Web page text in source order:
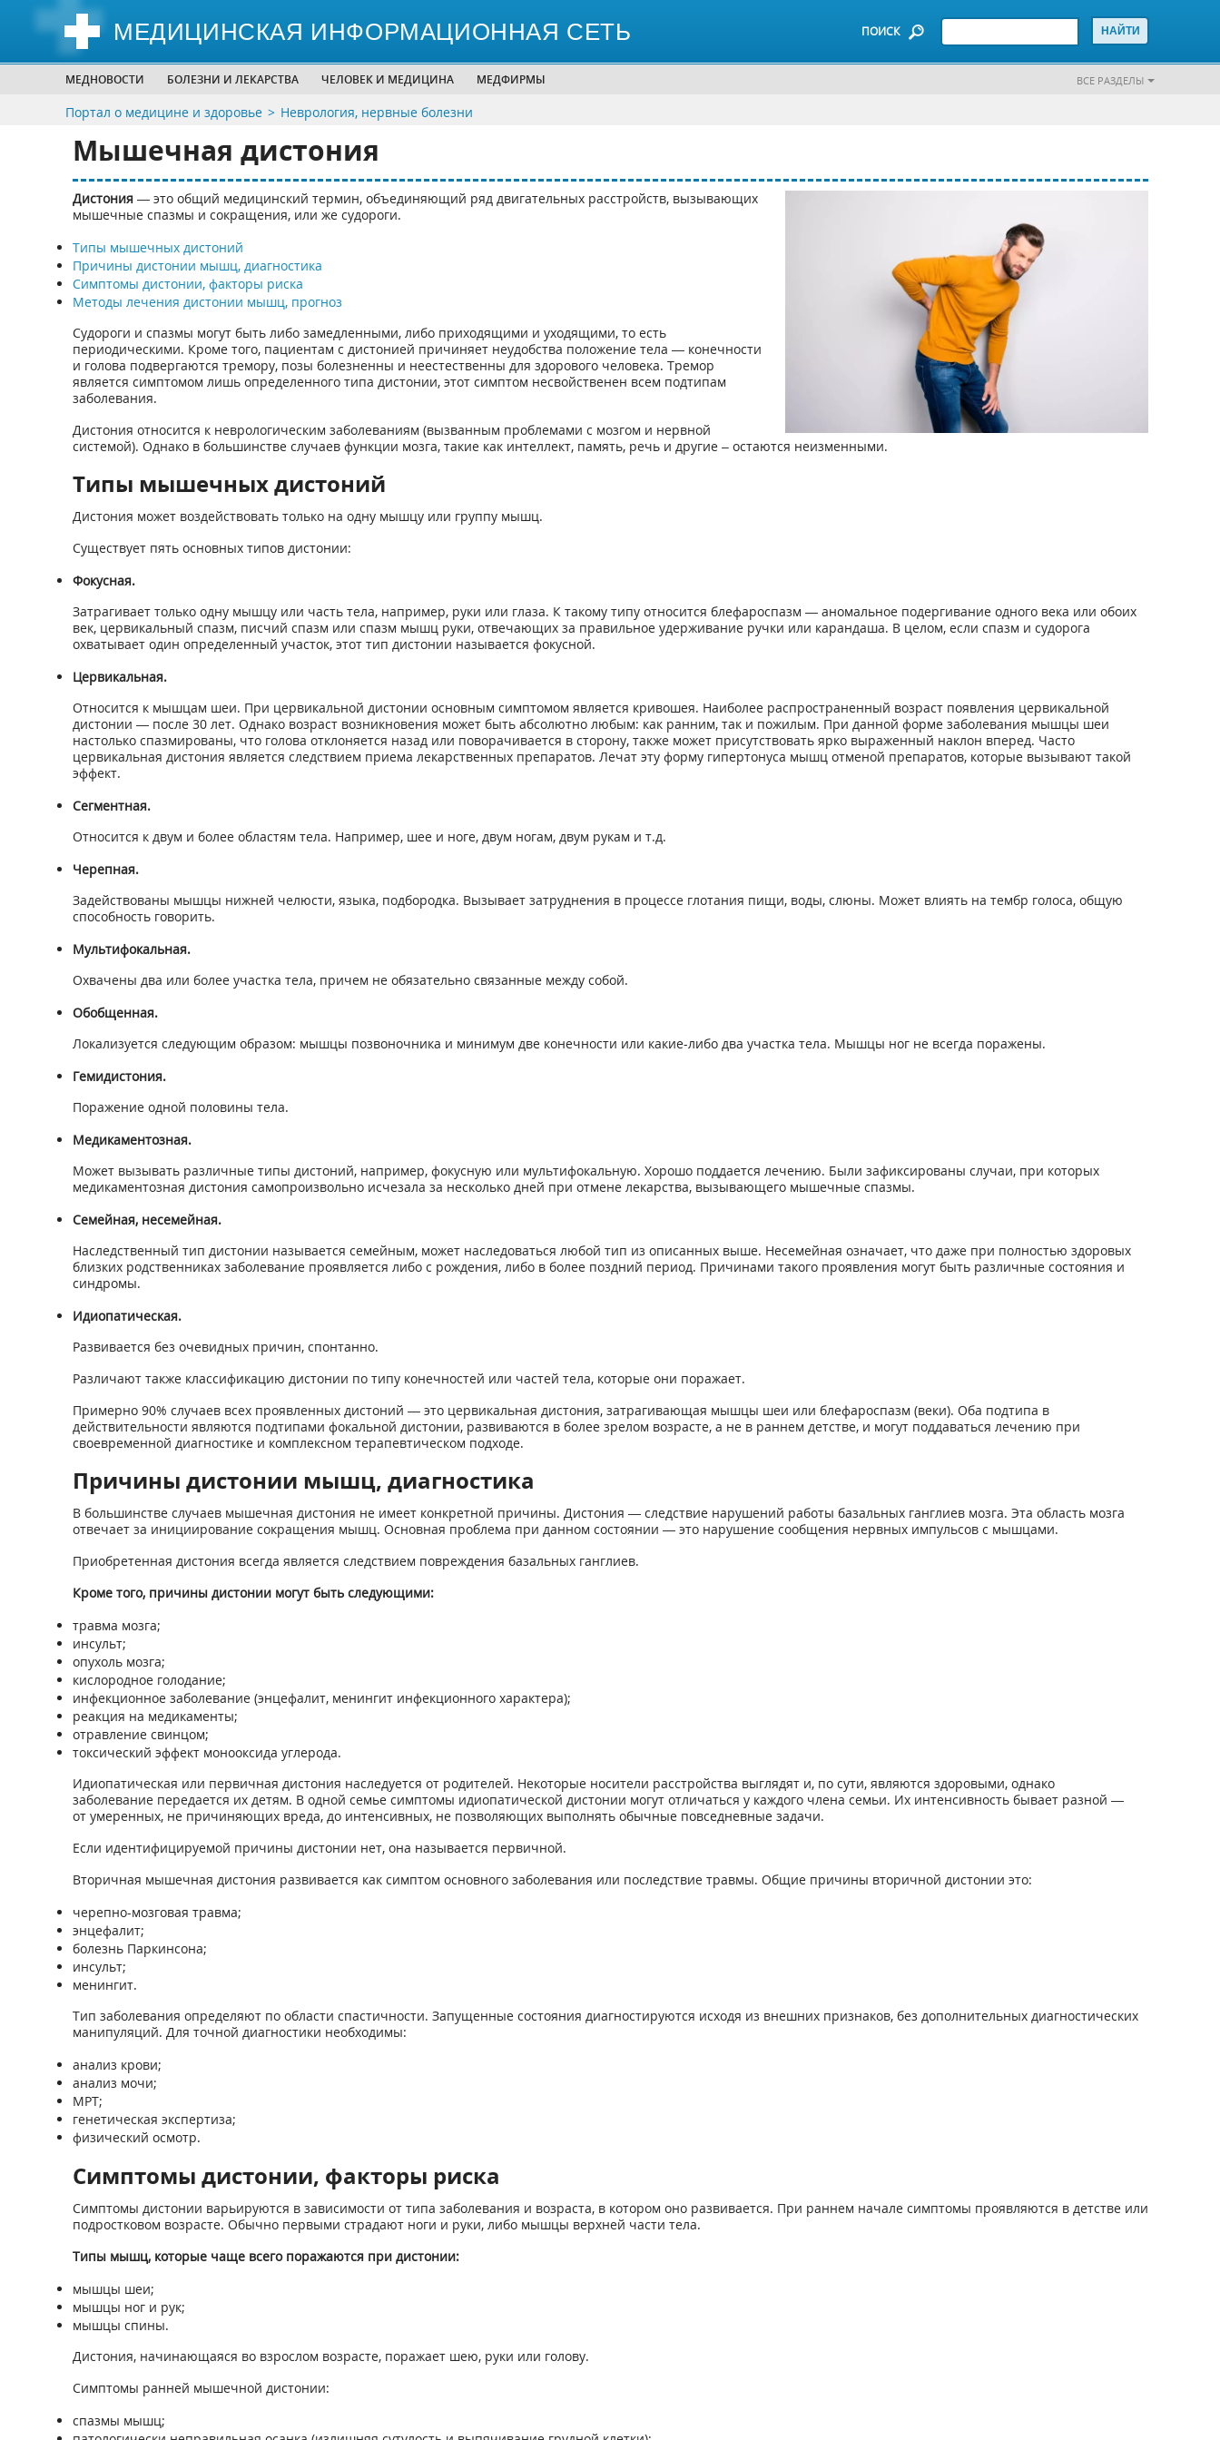
МЕДИЦИНСКАЯ ИНФОРМАЦИОННАЯ СЕТЬ ПОИСК
МЕДНОВОСТИ БОЛЕЗНИ И ЛЕКАРСТВА ЧЕЛОВЕК И МЕДИЦИНА МЕДФИРМЫ ВСЕ РАЗДЕЛЫ
Портал о медицине и здоровье Неврология, нервные болезни
Мышечная дистония
Дистония— это общий медицинский термин, объединяющий ряд двигательных расстройств, вызывающих
мышечные спазмы и сокращения, или же судороги.
Типы мышечных дистоний
Причины дистонии мышц, диагностика
Симптомы дистонии, факторы риска
Методы лечения дистонии мышц, прогноз
Судороги и спазмы могут быть либо замедленными, либо приходящими и уходящими, то есть
периодическими. Кроме того, пациентам с дистонией причиняет неудобства положение тела — конечности
и голова подвергаются тремору, позы болезненны и неестественны для здорового человека. Тремор
является симптомом лишь определенного типа дистонии, этот симптом несвойственен всем подтипам
заболевания.
Дистония относится к неврологическим заболеваниям (вызванным проблемами с мозгом и нервной
системой). Однако в большинстве случаев функции мозга, такие как интеллект, память, речь и другие – остаются неизменными.
Типы мышечных дистоний
Дистония может воздействовать только на одну мышцу или группу мышц.
Существует пять основных типов дистонии:
Фокусная.
Затрагивает только одну мышцу или часть тела, например, руки или глаза. К такому типу относится блефароспазм — аномальное подергивание одного века или обоих
век, цервикальный спазм, писчий спазм или спазм мышц руки, отвечающих за правильное удерживание ручки или карандаша. В целом, если спазм и судорога
охватывает один определенный участок, этот тип дистонии называется фокусной.
Цервикальная.
Относится к мышцам шеи. При цервикальной дистонии основным симптомом является кривошея. Наиболее распространенный возраст появления цервикальной
дистонии — после 30 лет. Однако возраст возникновения может быть абсолютно любым: как ранним, так и пожилым. При данной форме заболевания мышцы шеи
настолько спазмированы, что голова отклоняется назад или поворачивается в сторону, также может присутствовать ярко выраженный наклон вперед. Часто
цервикальная дистония является следствием приема лекарственных препаратов. Лечат эту форму гипертонуса мышц отменой препаратов, которые вызывают такой
эффект.
Сегментная.
Относится к двум и более областям тела. Например, шее и ноге, двум ногам, двум рукам и т.д.
Черепная.
Задействованы мышцы нижней челюсти, языка, подбородка. Вызывает затруднения в процессе глотания пищи, воды, слюны. Может влиять на тембр голоса, общую
способность говорить.
Мультифокальная.
Охвачены два или более участка тела, причем не обязательно связанные между собой.
Обобщенная.
Локализуется следующим образом: мышцы позвоночника и минимум две конечности или какие-либо два участка тела. Мышцы ног не всегда поражены.
Гемидистония.
Поражение одной половины тела.
Медикаментозная.
Может вызывать различные типы дистоний, например, фокусную или мультифокальную. Хорошо поддается лечению. Были зафиксированы случаи, при которых
медикаментозная дистония самопроизвольно исчезала за несколько дней при отмене лекарства, вызывающего мышечные спазмы.
Семейная, несемейная.
Наследственный тип дистонии называется семейным, может наследоваться любой тип из описанных выше. Несемейная означает, что даже при полностью здоровых
близких родственниках заболевание проявляется либо с рождения, либо в более поздний период. Причинами такого проявления могут быть различные состояния и
синдромы.
Идиопатическая.
Развивается без очевидных причин, спонтанно.
Различают также классификацию дистонии по типу конечностей или частей тела, которые они поражает.
Примерно 90% случаев всех проявленных дистоний — это цервикальная дистония, затрагивающая мышцы шеи или блефароспазм (веки). Оба подтипа в
действительности являются подтипами фокальной дистонии, развиваются в более зрелом возрасте, а не в раннем детстве, и могут поддаваться лечению при
своевременной диагностике и комплексном терапевтическом подходе.
Причины дистонии мышц, диагностика
В большинстве случаев мышечная дистония не имеет конкретной причины. Дистония — следствие нарушений работы базальных ганглиев мозга. Эта область мозга
отвечает за инициирование сокращения мышц. Основная проблема при данном состоянии — это нарушение сообщения нервных импульсов с мышцами.
Приобретенная дистония всегда является следствием повреждения базальных ганглиев.
Кроме того, причины дистонии могут быть следующими:
травма мозга;
инсульт;
опухоль мозга;
кислородное голодание;
инфекционное заболевание (энцефалит, менингит инфекционного характера);
реакция на медикаменты;
отравление свинцом;
токсический эффект монооксида углерода.
Идиопатическая или первичная дистония наследуется от родителей. Некоторые носители расстройства выглядят и, по сути, являются здоровыми, однако
заболевание передается их детям. В одной семье симптомы идиопатической дистонии могут отличаться у каждого члена семьи. Их интенсивность бывает разной —
от умеренных, не причиняющих вреда, до интенсивных, не позволяющих выполнять обычные повседневные задачи.
Если идентифицируемой причины дистонии нет, она называется первичной.
Вторичная мышечная дистония развивается как симптом основного заболевания или последствие травмы. Общие причины вторичной дистонии это:
черепно-мозговая травма;
энцефалит;
болезнь Паркинсона;
инсульт;
менингит.
Тип заболевания определяют по области спастичности. Запущенные состояния диагностируются исходя из внешних признаков, без дополнительных диагностических
манипуляций. Для точной диагностики необходимы:
анализ крови;
анализ мочи;
МРТ;
генетическая экспертиза;
физический осмотр.
Симптомы дистонии, факторы риска
Симптомы дистонии варьируются в зависимости от типа заболевания и возраста, в котором оно развивается. При раннем начале симптомы проявляются в детстве или
подростковом возрасте. Обычно первыми страдают ноги и руки, либо мышцы верхней части тела.
Типы мышц, которые чаще всего поражаются при дистонии:
мышцы шеи;
мышцы ног и рук;
мышцы спины.
Дистония, начинающаяся во взрослом возрасте, поражает шею, руки или голову.
Симптомы ранней мышечной дистонии:
спазмы мышц;